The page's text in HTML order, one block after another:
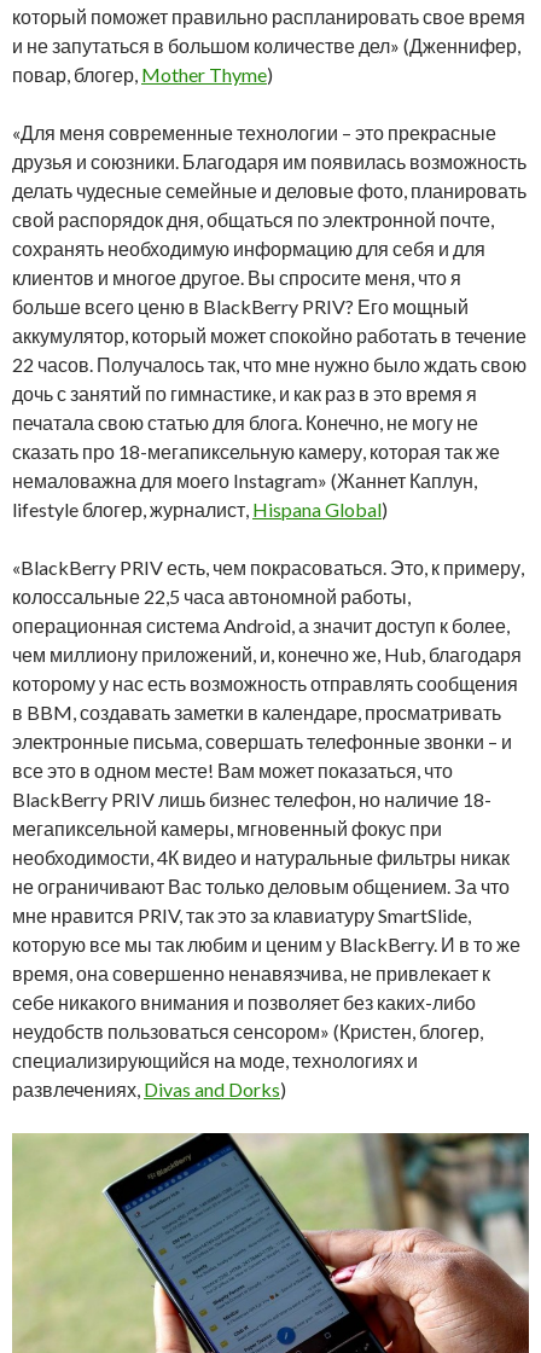
который поможет правильно распланировать свое время
и не запутаться в большом количестве дел» (Дженнифер,
повар, блогер, Mother Thyme)
«Для меня современные технологии – это прекрасные
друзья и союзники. Благодаря им появилась возможность
делать чудесные семейные и деловые фото, планировать
свой распорядок дня, общаться по электронной почте,
сохранять необходимую информацию для себя и для
клиентов и многое другое. Вы спросите меня, что я
больше всего ценю в BlackBerry PRIV? Его мощный
аккумулятор, который может спокойно работать в течение
22 часов. Получалось так, что мне нужно было ждать свою
дочь с занятий по гимнастике, и как раз в это время я
печатала свою статью для блога. Конечно, не могу не
сказать про 18-мегапиксельную камеру, которая так же
немаловажна для моего Instagram» (Жаннет Каплун,
lifestyle блогер, журналист, Hispana Global)
«BlackBerry PRIV есть, чем покрасоваться. Это, к примеру,
колоссальные 22,5 часа автономной работы,
операционная система Android, а значит доступ к более,
чем миллиону приложений, и, конечно же, Hub, благодаря
которому у нас есть возможность отправлять сообщения
в BBM, создавать заметки в календаре, просматривать
электронные письма, совершать телефонные звонки – и
все это в одном месте! Вам может показаться, что
BlackBerry PRIV лишь бизнес телефон, но наличие 18-
мегапиксельной камеры, мгновенный фокус при
необходимости, 4К видео и натуральные фильтры никак
не ограничивают Вас только деловым общением. За что
мне нравится PRIV, так это за клавиатуру SmartSlide,
которую все мы так любим и ценим у BlackBerry. И в то же
время, она совершенно ненавязчива, не привлекает к
себе никакого внимания и позволяет без каких-либо
неудобств пользоваться сенсором» (Кристен, блогер,
специализирующийся на моде, технологиях и
развлечениях, Divas and Dorks)